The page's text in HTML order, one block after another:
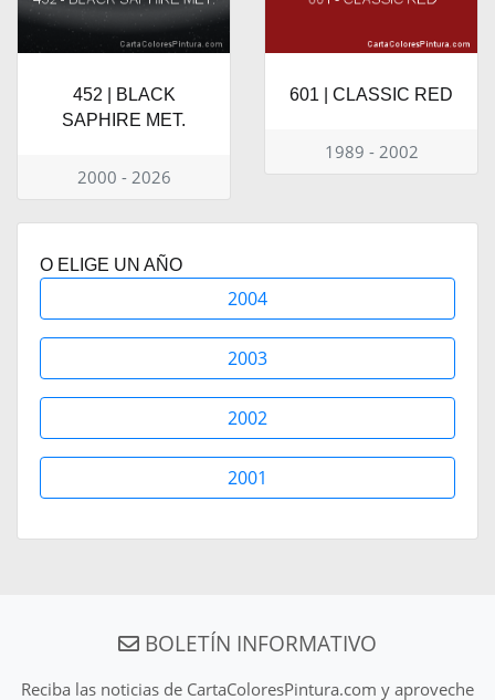
452 | BLACK
SAPHIRE MET.
2000 - 2026
601 | CLASSIC RED
1989 - 2002
O ELIGE UN AÑO
2004
2003
2002
2001
BOLETÍN INFORMATIVO
Reciba las noticias de CartaColoresPintura.com y aproveche